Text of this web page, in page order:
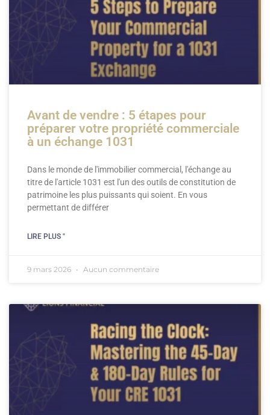
Avant de vendre : 5 étapes pour
préparer votre propriété commerciale
à un échange 1031
Dans le monde de l'immobilier commercial, l'échange au
titre de l'article 1031 est l'un des outils de constitution de
patrimoine les plus puissants qui soient. En vous
permettant de différer
LIRE PLUS "
9 mars 2026 Aucun commentaire